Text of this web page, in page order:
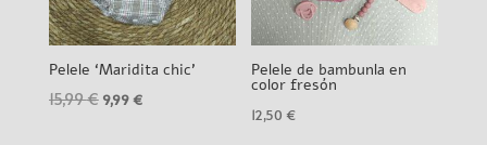
Pelele ‘Maridita chic’
15,99€ El
9,99€El
Pelele de bambunla en
color fresón
12,50€